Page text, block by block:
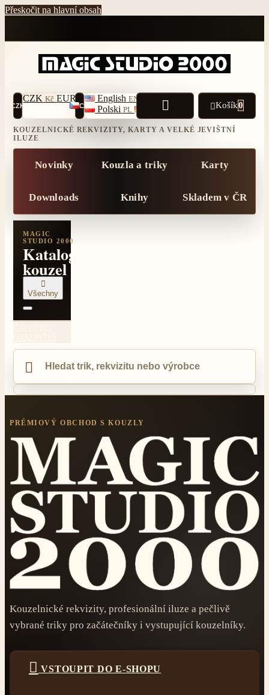
Přeskočit na hlavní obsah
KOUZELNICKÉ REKVIZITY, KARTY A VELKÉ JEVIŠTNÍ
ILUZE
MAGIC
STUDIO 2000
Katalog
kouzel

Všechny

Novinky Kouzla a triky Karty
Downloads Knihy Skladem v ČR
CZK
CZK Kč EUR USD $
CS
English EN Čeština
Polski PL Deutsch
 Košík0
PRÉMIOVÝ OBCHOD S KOUZLY
Kouzelnické rekvizity, profesionální iluze a pečlivě
vybrané triky pro začátečníky i vystupující kouzelníky.
 VSTOUPIT DO E-SHOPU